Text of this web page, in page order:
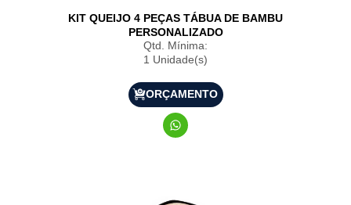
KIT QUEIJO 4 PEÇAS TÁBUA DE BAMBU
PERSONALIZADO
Qtd. Mínima:
1 Unidade(s)
ORÇAMENTO